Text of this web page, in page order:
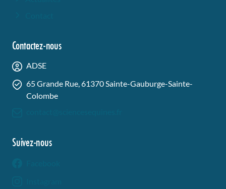
Contactez-nous
ADSE
65 Grande Rue, 61370 Sainte-Gauburge-Sainte-
Colombe
Suivez-nous